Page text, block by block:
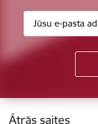
Kājene
Ātrās saites